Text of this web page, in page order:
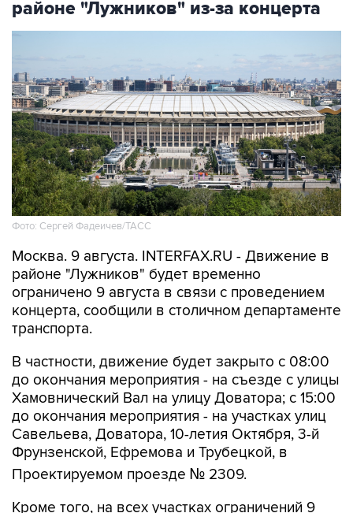
районе "Лужников" из-за концерта
Фото: Сергей Фадеичев/ТАСС
Москва. 9 августа. INTERFAX.RU - Движение в
районе "Лужников" будет временно
ограничено 9 августа в связи с проведением
концерта, сообщили в столичном департаменте
транспорта.
В частности, движение будет закрыто с 08:00
до окончания мероприятия - на съезде с улицы
Хамовнический Вал на улицу Доватора; с 15:00
до окончания мероприятия - на участках улиц
Савельева, Доватора, 10-летия Октября, 3-й
Фрунзенской, Ефремова и Трубецкой, в
Проектируемом проезде № 2309.
Кроме того, на всех участках ограничений 9